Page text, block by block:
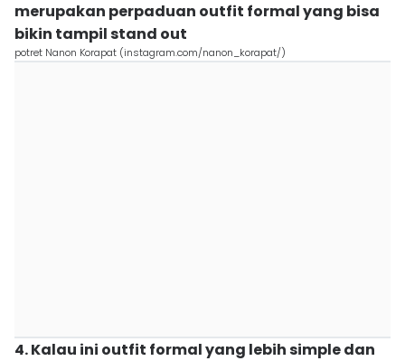
merupakan perpaduan outfit formal yang bisa
bikin tampil stand out
potret Nanon Korapat (instagram.com/nanon_korapat/)
4. Kalau ini outfit formal yang lebih simple dan